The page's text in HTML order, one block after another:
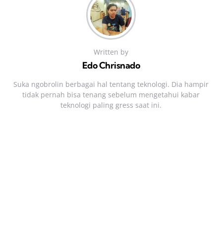
Written by
Edo Chrisnado
Suka ngobrolin berbagai hal tentang teknologi. Dia hampir
tidak pernah bisa tenang sebelum mengetahui kabar
teknologi paling gress saat ini.